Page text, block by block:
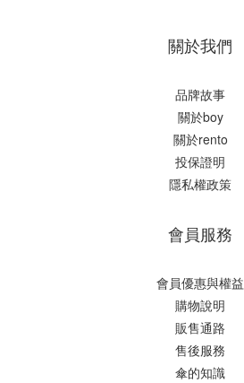
關於我們
品牌故事
關於boy
關於rento
投保證明
隱私權政策
會員服務
會員優惠與權益
購物說明
販售通路
售後服務
傘的知識